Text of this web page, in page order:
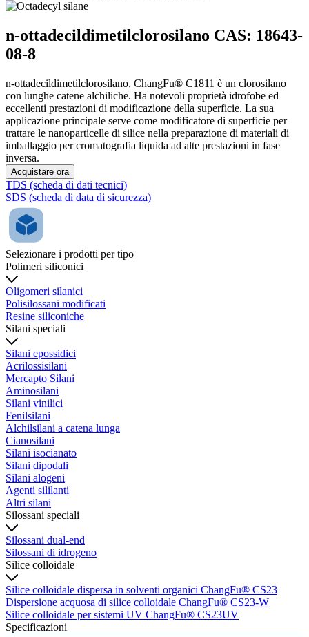
n-ottadecildimetilclorosilano CAS: 18643-
08-8
n-ottadecildimetilclorosilano, ChangFu® C1811 è un clorosilano
con lunghe catene alchiliche. Ha notevoli proprietà idrofobe ed
eccellenti prestazioni di modificazione della superficie. La sua
applicazione principale serve come modificatore di superficie per
trattare le nanoparticelle di silice nella preparazione di materiali di
imballaggio per cromatografia liquida ad alte prestazioni in fase
inversa.
Acquistare ora
TDS (scheda di dati tecnici)
SDS (scheda di data di sicurezza)
Selezionare i prodotti per tipo
Polimeri siliconici
Oligomeri silanici
Polisilossani modificati
Resine siliconiche
Silani speciali
Silani epossidici
Acrilossisilani
Mercapto Silani
Aminosilani
Silani vinilici
Fenilsilani
Alchilsilani a catena lunga
Cianosilani
Silani isocianato
Silani dipodali
Silani alogeni
Agenti sililanti
Altri silani
Silossani speciali
Silossani dual-end
Silossani di idrogeno
Silice colloidale
Silice colloidale dispersa in solventi organici ChangFu® CS23
Dispersione acquosa di silice colloidale ChangFu® CS23-W
Silice colloidale per sistemi UV ChangFu® CS23UV
Specificazioni